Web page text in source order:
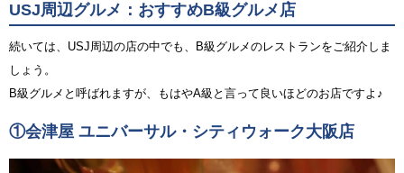
USJ周辺グルメ：おすすめB級グルメ店
続いては、USJ周辺の店の中でも、B級グルメのレストランをご紹介しま
しょう。
B級グルメと呼ばれますが、もはやA級と言って良いほどのお店ですよ♪
①会津屋 ユニバーサル・シティウォーク大阪店